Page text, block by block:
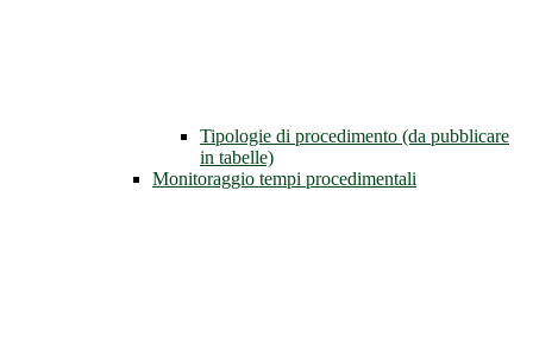
Tipologie di procedimento (da pubblicare
in tabelle)
Monitoraggio tempi procedimentali